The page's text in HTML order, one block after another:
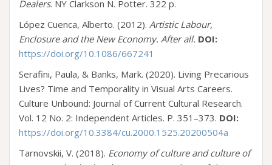
Dealers. NY Clarkson N. Potter. 322 p.
López Cuenca, Alberto. (2012). Artistic Labour,
Enclosure and the New Economy. After all. DOI:
https://doi.org/10.1086/667241
Serafini, Paula, & Banks, Mark. (2020). Living Precarious
Lives? Time and Temporality in Visual Arts Careers.
Culture Unbound: Journal of Current Cultural Research.
Vol. 12 No. 2: Independent Articles. P. 351–373. DOI:
https://doi.org/10.3384/cu.2000.1525.20200504a
Tarnovskii, V. (2018). Economy of culture and culture of